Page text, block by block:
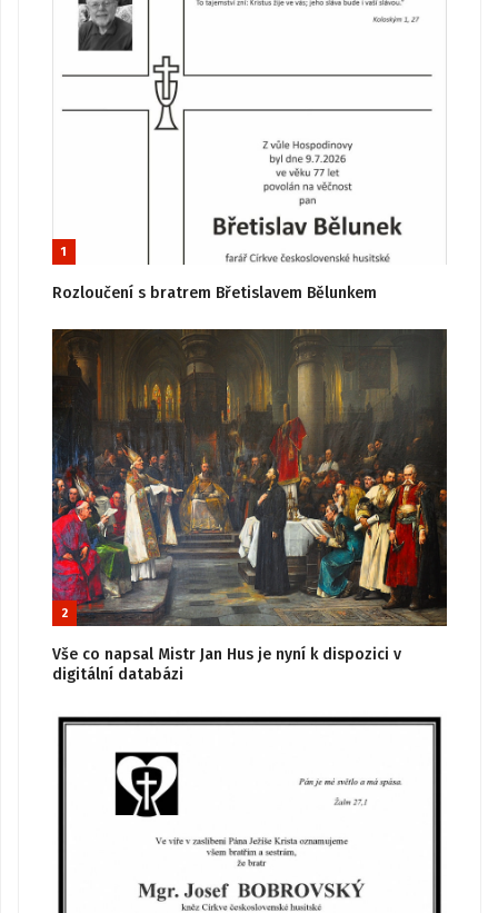
1
Rozloučení s bratrem Břetislavem Bělunkem
2
Vše co napsal Mistr Jan Hus je nyní k dispozici v
digitální databázi